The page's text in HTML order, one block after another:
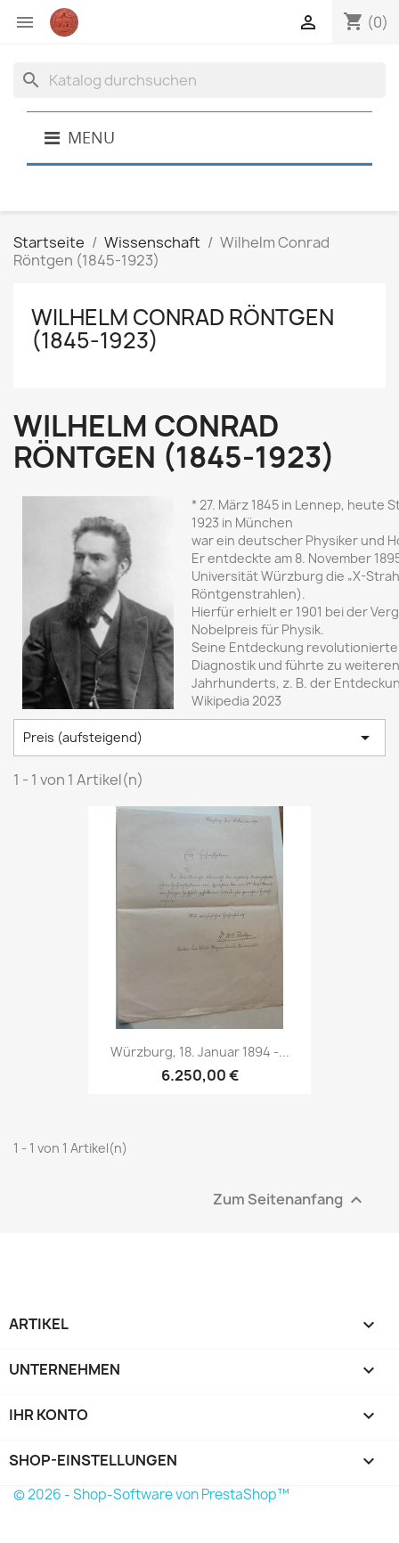
 shopping_cart (0)

search
MENU
Startseite Wissenschaft
Wilhelm Conrad
Röntgen (1845-1923)
WILHELM CONRAD RÖNTGEN
(1845-1923)
WILHELM CONRAD
RÖNTGEN (1845-1923)
* 27. März 1845 in Lennep, heute
1923 in München
war ein deutscher Physiker und
Er entdeckte am 8. November
Universität Würzburg die „X-
Röntgenstrahlen).
Hierfür erhielt er 1901 bei der
Nobelpreis für Physik.
Seine Entdeckung
Diagnostik und führte zu
Jahrhunderts, z. B. der
Wikipedia 2023
Preis (aufsteigend) 
1 - 1 von 1 Artikel(n)
Würzburg, 18. Januar 1894 -...
6.250,00 €
1 - 1 von 1 Artikel(n)
Zum Seitenanfang 
ARTIKEL 
UNTERNEHMEN 
IHR KONTO 
SHOP-EINSTELLUNGEN keyboard_arrow_down
© 2026 - Shop-Software von PrestaShop™